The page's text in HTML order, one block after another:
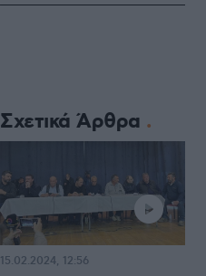
Σχετικά Άρθρα
15.02.2024, 12:56